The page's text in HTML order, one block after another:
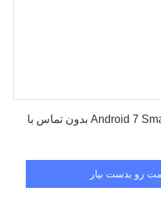
Android 7 Smart POS Terminal ، POS بدون تماس با
رو بدست بیار